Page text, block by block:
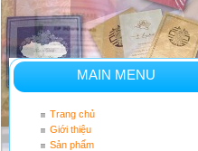
MAIN MENU
Trang chủ
Giới thiệu
Sản phẩm